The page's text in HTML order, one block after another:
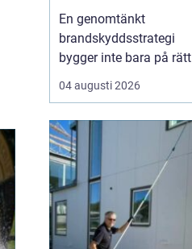
liv och skyddar
verksamheter
En genomtänkt
brandskyddsstrategi
bygger inte bara på rätt
produkter och
installationer. Den
människor som vet vad
de gör. När ansvariga i
bygg- och
fastighetsbranschen får
rätt kunskap om
brandskydd minskar
04 augusti 2026